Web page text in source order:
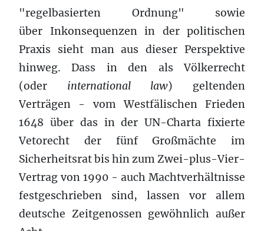
"regelbasierten Ordnung" sowie
über Inkonsequenzen in der politischen
Praxis sieht man aus dieser Perspektive
hinweg. Dass in den als Völkerrecht
(oder international law) geltenden
Verträgen - vom Westfälischen Frieden
1648 über das in der UN-Charta fixierte
Vetorecht der fünf Großmächte im
Sicherheitsrat bis hin zum Zwei-plus-Vier-
Vertrag von 1990 - auch Machtverhältnisse
festgeschrieben sind, lassen vor allem
deutsche Zeitgenossen gewöhnlich außer